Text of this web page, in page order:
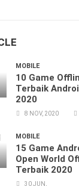
MOBILE
10 Game
Terbaik
2020
8 NOV, 2020
MOBILE
15 Game
Open World
Terbaik 2020
30 JUN,